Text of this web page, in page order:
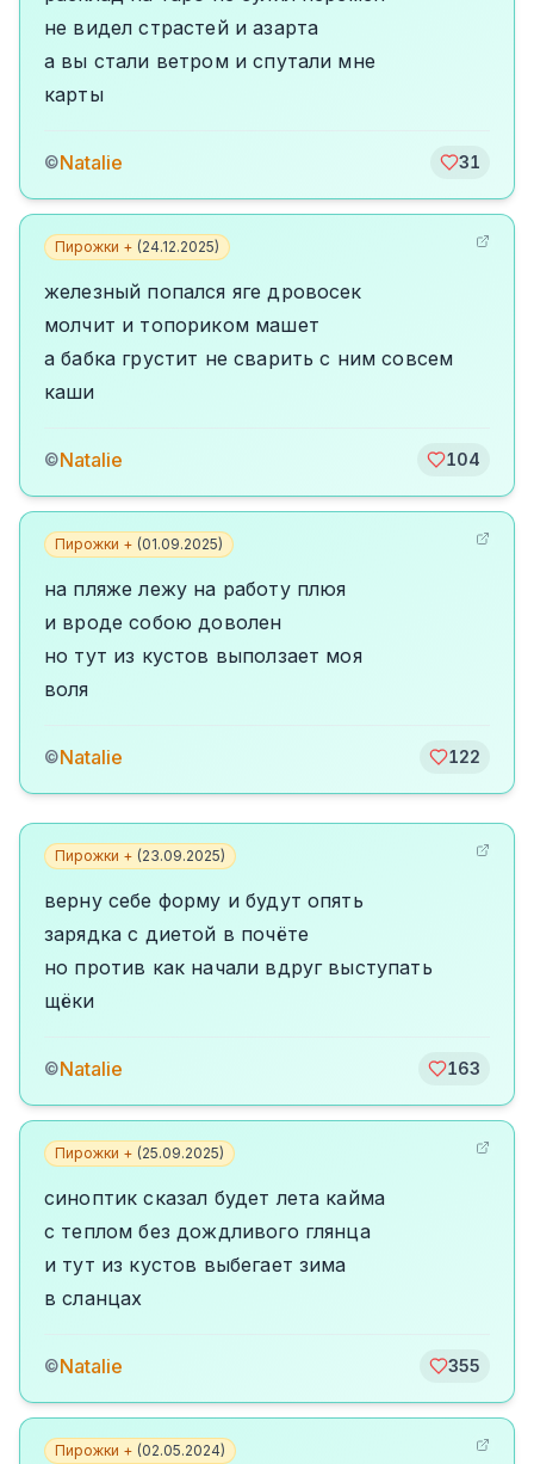
не видел страстей и азарта
а вы стали ветром и спутали мне
карты
©Natalie 31
Пирожки + (24.12.2025)
железный попался яге дровосек
молчит и топориком машет
а бабка грустит не сварить с ним совсем
каши
©Natalie 104
Пирожки + (01.09.2025)
на пляже лежу на работу плюя
и вроде собою доволен
но тут из кустов выползает моя
воля
©Natalie 122
Пирожки + (23.09.2025)
верну себе форму и будут опять
зарядка с диетой в почёте
но против как начали вдруг выступать
щёки
©Natalie 163
Пирожки + (25.09.2025)
синоптик сказал будет лета кайма
с теплом без дождливого глянца
и тут из кустов выбегает зима
в сланцах
©Natalie 355
Пирожки + (02.05.2024)